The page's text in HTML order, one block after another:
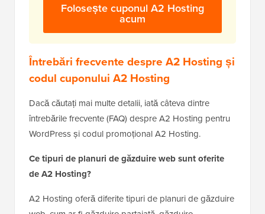
Folosește cuponul A2 Hosting
acum
Întrebări frecvente despre A2 Hosting și
codul cuponului A2 Hosting
Dacă căutați mai multe detalii, iată câteva dintre
întrebările frecvente (FAQ) despre A2 Hosting pentru
WordPress și codul promoțional A2 Hosting.
Ce tipuri de planuri de găzduire web sunt oferite
de A2 Hosting?
A2 Hosting oferă diferite tipuri de planuri de găzduire